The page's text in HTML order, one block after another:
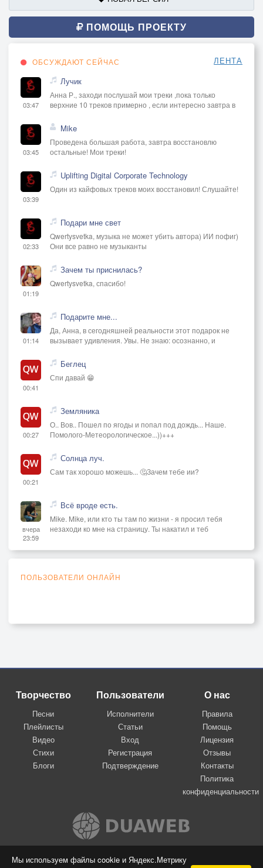
Мы используем файлы cookie и Яндекс.Метрику
ПОМОЩЬ ПРОЕКТУ
ОБСУЖДАЮТ СЕЙЧАС ЛЕНТА
03:47
Лучик
Анна Р., заходи послушай мои треки ,пока только
верхние 10 треков примерно , если интересно завтра в
03:45
Mike
Проведена большая работа, завтра восстановлю
остальные! Мои треки!
03:39
Uplifting Digital Corporate Technology
Один из кайфовых треков моих восстановил! Слушайте!
02:33
Подари мне свет
Qwertysvetka, музыка не может убить автора) ИИ пофиг)
Они все равно не музыканты
01:19
Зачем ты приснилась?
Qwertysvetka, спасибо!
01:14
Подарите мне...
Да, Анна, в сегодняшней реальности этот подарок не
вызывает удивления. Увы. Не знаю: осознанно, и
00:41
Беглец
Спи давай 😁
00:27
Земляника
О.. Вов.. Пошел по ягоды и попал под дождь... Наше.
Помолого-Метеорологическое...))+++
00:21
Солнца луч.
Сам так хорошо можешь... 🤔Зачем тебе ии?
вчера
23:59
Всё вроде есть.
Mike. Mike, или кто ты там по жизни - я просил тебя
незаходи ко мне на страницу. Ты накатил и теб
ПОЛЬЗОВАТЕЛИ ОНЛАЙН
Творчество
Песни
Плейлисты
Видео
Стихи
Блоги
Пользователи
Исполнители
Статьи
Вход
Регистрация
Подтверждение
О нас
Правила
Помощь
Лицензия
Отзывы
Контакты
Политика
конфиденциальности
Вконтакте